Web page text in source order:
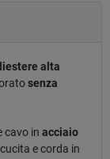
alta
senza
cavo in acciaio
cucita e corda in